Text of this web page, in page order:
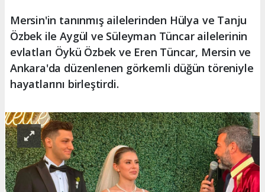
Mersin'in tanınmış ailelerinden Hülya ve Tanju
Özbek ile Aygül ve Süleyman Tüncar ailelerinin
evlatları Öykü Özbek ve Eren Tüncar, Mersin ve
Ankara'da düzenlenen görkemli düğün töreniyle
hayatlarını birleştirdi.